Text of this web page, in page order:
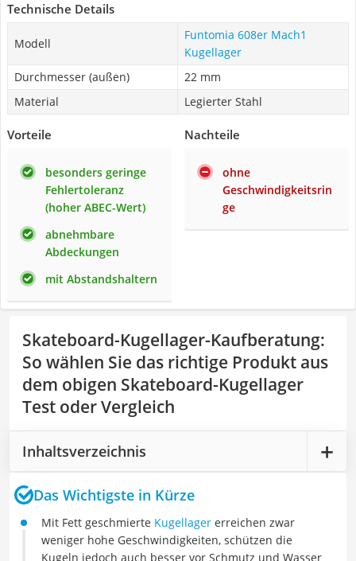
Technische Details
Modell
Funtomia 608er Mach1
Kugellager
Durchmesser (außen)
22 mm
Material
Legierter Stahl
Vorteile
besonders geringe
Fehlertoleranz
(hoher ABEC-Wert)
abnehmbare
Abdeckungen
mit Abstandshaltern
Nachteile
ohne
Geschwindigkeitsrin
ge
Skateboard-Kugellager-Kaufberatung:
So wählen Sie das richtige Produkt aus
dem obigen Skateboard-Kugellager
Test oder Vergleich
Inhaltsverzeichnis
Das Wichtigste in Kürze
Mit Fett geschmierte Kugellager erreichen zwar
weniger hohe Geschwindigkeiten, schützen die
Kugeln jedoch auch besser vor Schmutz und Wasser